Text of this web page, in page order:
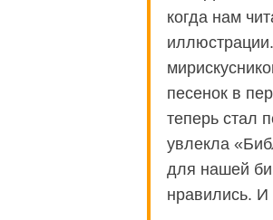
когда нам
песенок в
теперь стал
увлекла
для нашей
нравились. И